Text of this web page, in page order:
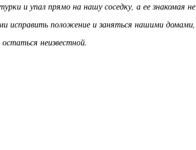
и упал прямо на нашу соседку, а ее знакомая не
исправить положение и заняться нашими домами,
неизвестной.